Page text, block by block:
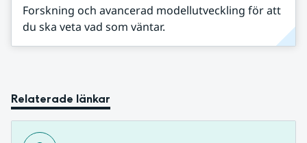
Forskning och avancerad modellutveckling för att
du ska veta vad som väntar.
Relaterade länkar